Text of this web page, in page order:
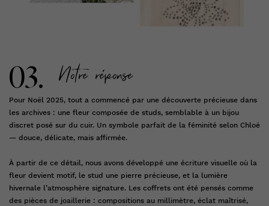
03. Notre réponse
Pour Noël 2025, tout a commencé par une découverte précieuse dans
les archives : une fleur composée de studs, semblable à un bijou
discret posé sur du cuir. Un symbole parfait de la féminité selon Chloé
— douce, délicate, mais affirmée.
À partir de ce détail, nous avons développé une écriture visuelle où la
fleur devient motif, le stud une pierre précieuse, et la lumière
hivernale l’atmosphère signature. Les coffrets ont été pensés comme
des pièces de joaillerie : compositions au millimètre, éclat maîtrisé,